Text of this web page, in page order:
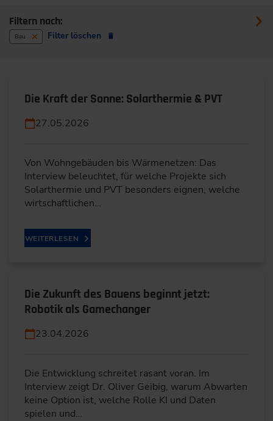
Filtern nach:
Bau Filter löschen
Die Kraft der Sonne: Solarthermie & PVT
27.05.2026
Von Wohngebäuden bis Wärmenetzen: Das
Interview beleuchtet, für welche Projekte sich
Solarthermie und PVT besonders eignen, welche
wirtschaftlichen…
WEITERLESEN
Die Zukunft des Bauens beginnt jetzt:
Robotik als Gamechanger
23.04.2026
Die Entwicklung schreitet rasant voran. Im
Interview zeigt Dr. Oliver Geibig, warum Abwarten
keine Option ist, welche Rolle KI und Daten
spielen und…